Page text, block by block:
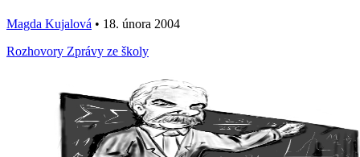
Magda Kujalová • 18. února 2004
Rozhovory Zprávy ze školy